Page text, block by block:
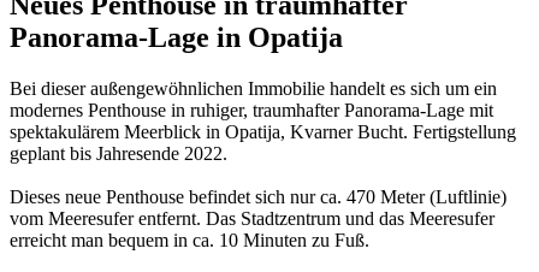
Panorama-Lage in Opatija
Bei dieser außengewöhnlichen Immobilie handelt es sich um ein
modernes Penthouse in ruhiger, traumhafter Panorama-Lage mit
spektakulärem Meerblick in Opatija, Kvarner Bucht. Fertigstellung
geplant bis Jahresende 2022.
Dieses neue Penthouse befindet sich nur ca. 470 Meter (Luftlinie)
vom Meeresufer entfernt. Das Stadtzentrum und das Meeresufer
erreicht man bequem in ca. 10 Minuten zu Fuß.